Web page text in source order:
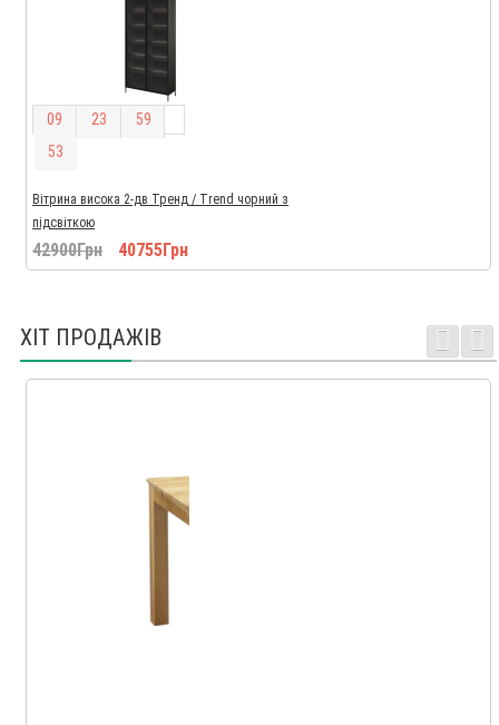
09 23 59
52
Вітрина висока 2-дв Тренд / Trend чорний з
підсвіткою
42900Грн 40755Грн
ХІТ ПРОДАЖІВ